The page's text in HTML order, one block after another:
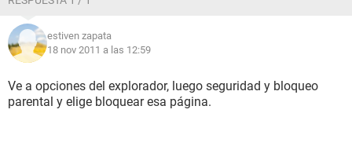
estiven zapata
18 nov 2011 a las 12:59
Ve a opciones del explorador, luego seguridad y bloqueo
parental y elige bloquear esa página.